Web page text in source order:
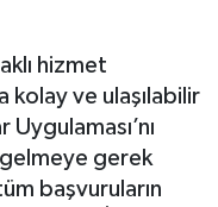
hizmet
kolay ve ulaşılabilir
gerek
başvuruların